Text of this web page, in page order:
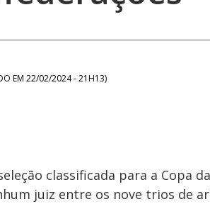
EM 22/02/2024 - 21H13)
classificada para a Copa
juiz entre os nove trios de